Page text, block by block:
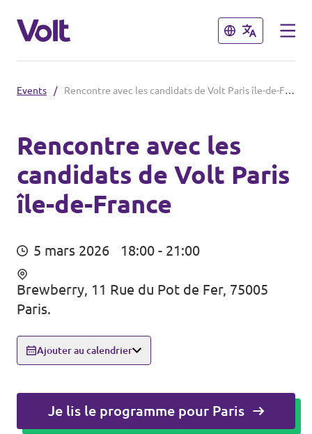
Fermer
Volt France
Nos élections
Carte des régions
Volt Lille
Volt Strasbourg
Fermer
Politiques
À propos de Volt
Personnes
Actualités
Agenda
Volt FALC
Events / Rencontre avec les candidats de Volt Paris île-de-France
Rencontre avec les
candidats de Volt Paris
île-de-France
5 mars 2026 18:00 - 21:00
Brewberry, 11 Rue du Pot de Fer, 75005
Paris.
Ajouter au calendrier
Je lis le programme pour Paris